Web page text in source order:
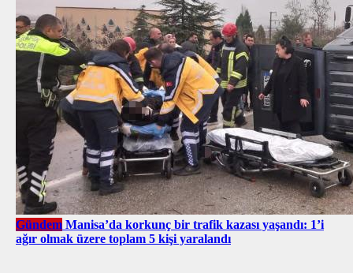
Gündem Manisa’da korkunç bir trafik kazası yaşandı: 1’i
ağır olmak üzere toplam 5 kişi yaralandı